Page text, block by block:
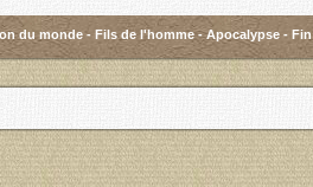
du monde - Fils de l'homme-Apocalypse -